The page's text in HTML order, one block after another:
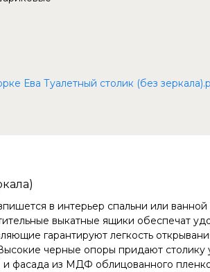
Ева Туалетный столик (без
в интерьер спальни или
выкатные ящики обеспечат
гарантируют легкость
черные опоры придают столику
фасада из МДФ облицованного